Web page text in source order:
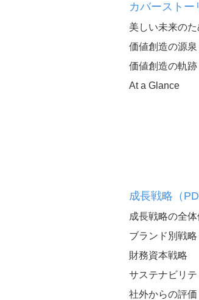
人的資
ノー
カバーストー
美しい未来のた
価値創造の源泉
価値創造の軌跡
At a Glance
成長戦略（
成長戦略の全体
ブランド別戦略
財務資本戦略
サステナビリ
社外からの評価